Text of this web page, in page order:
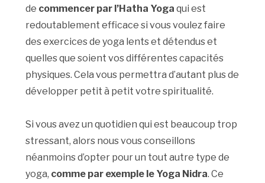
de commencer par l’Hatha Yoga qui est
redoutablement efficace si vous voulez faire
des exercices de yoga lents et détendus et
quelles que soient vos différentes capacités
physiques. Cela vous permettra d’autant plus de
développer petit à petit votre spiritualité.
Si vous avez un quotidien qui est beaucoup trop
stressant, alors nous vous conseillons
néanmoins d’opter pour un tout autre type de
yoga, comme par exemple le Yoga Nidra. Ce